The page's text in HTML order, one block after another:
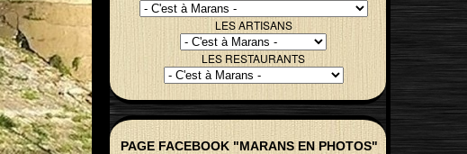
LES ARTISANS
LES RESTAURANTS
PAGE FACEBOOK "MARANS EN PHOTOS"